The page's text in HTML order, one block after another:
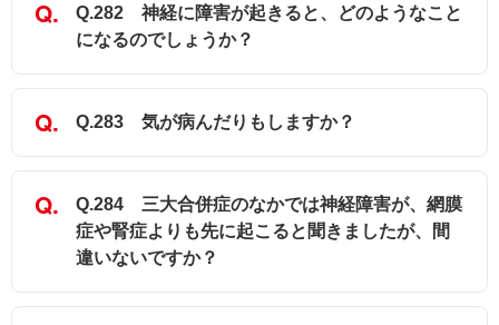
Q.282 神経に障害が起きると、どのようなこと
になるのでしょうか？
Q.283 気が病んだりもしますか？
Q.284 三大合併症のなかでは神経障害が、網膜
症や腎症よりも先に起こると聞きましたが、間
違いないですか？